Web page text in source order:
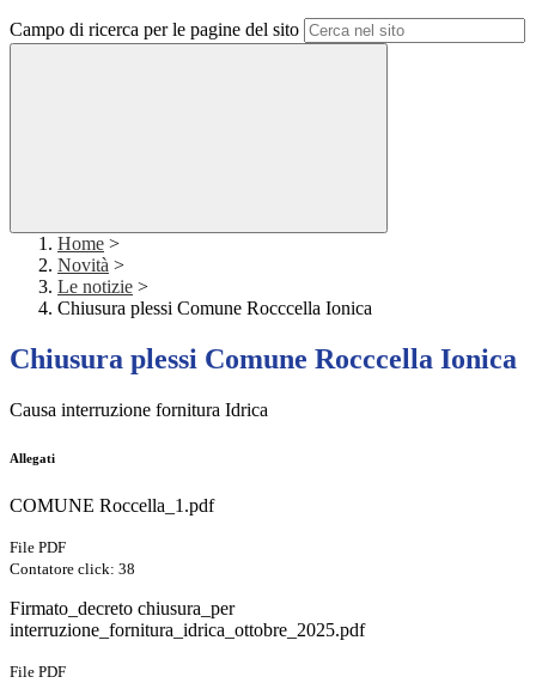
Campo di ricerca per le pagine del sito
Home >
Novità >
Le notizie >
Chiusura plessi Comune Rocccella Ionica
Chiusura plessi Comune Rocccella Ionica
Causa interruzione fornitura Idrica
Allegati
COMUNE Roccella_1.pdf
File PDF
Contatore click: 38
Firmato_decreto chiusura_per
interruzione_fornitura_idrica_ottobre_2025.pdf
File PDF